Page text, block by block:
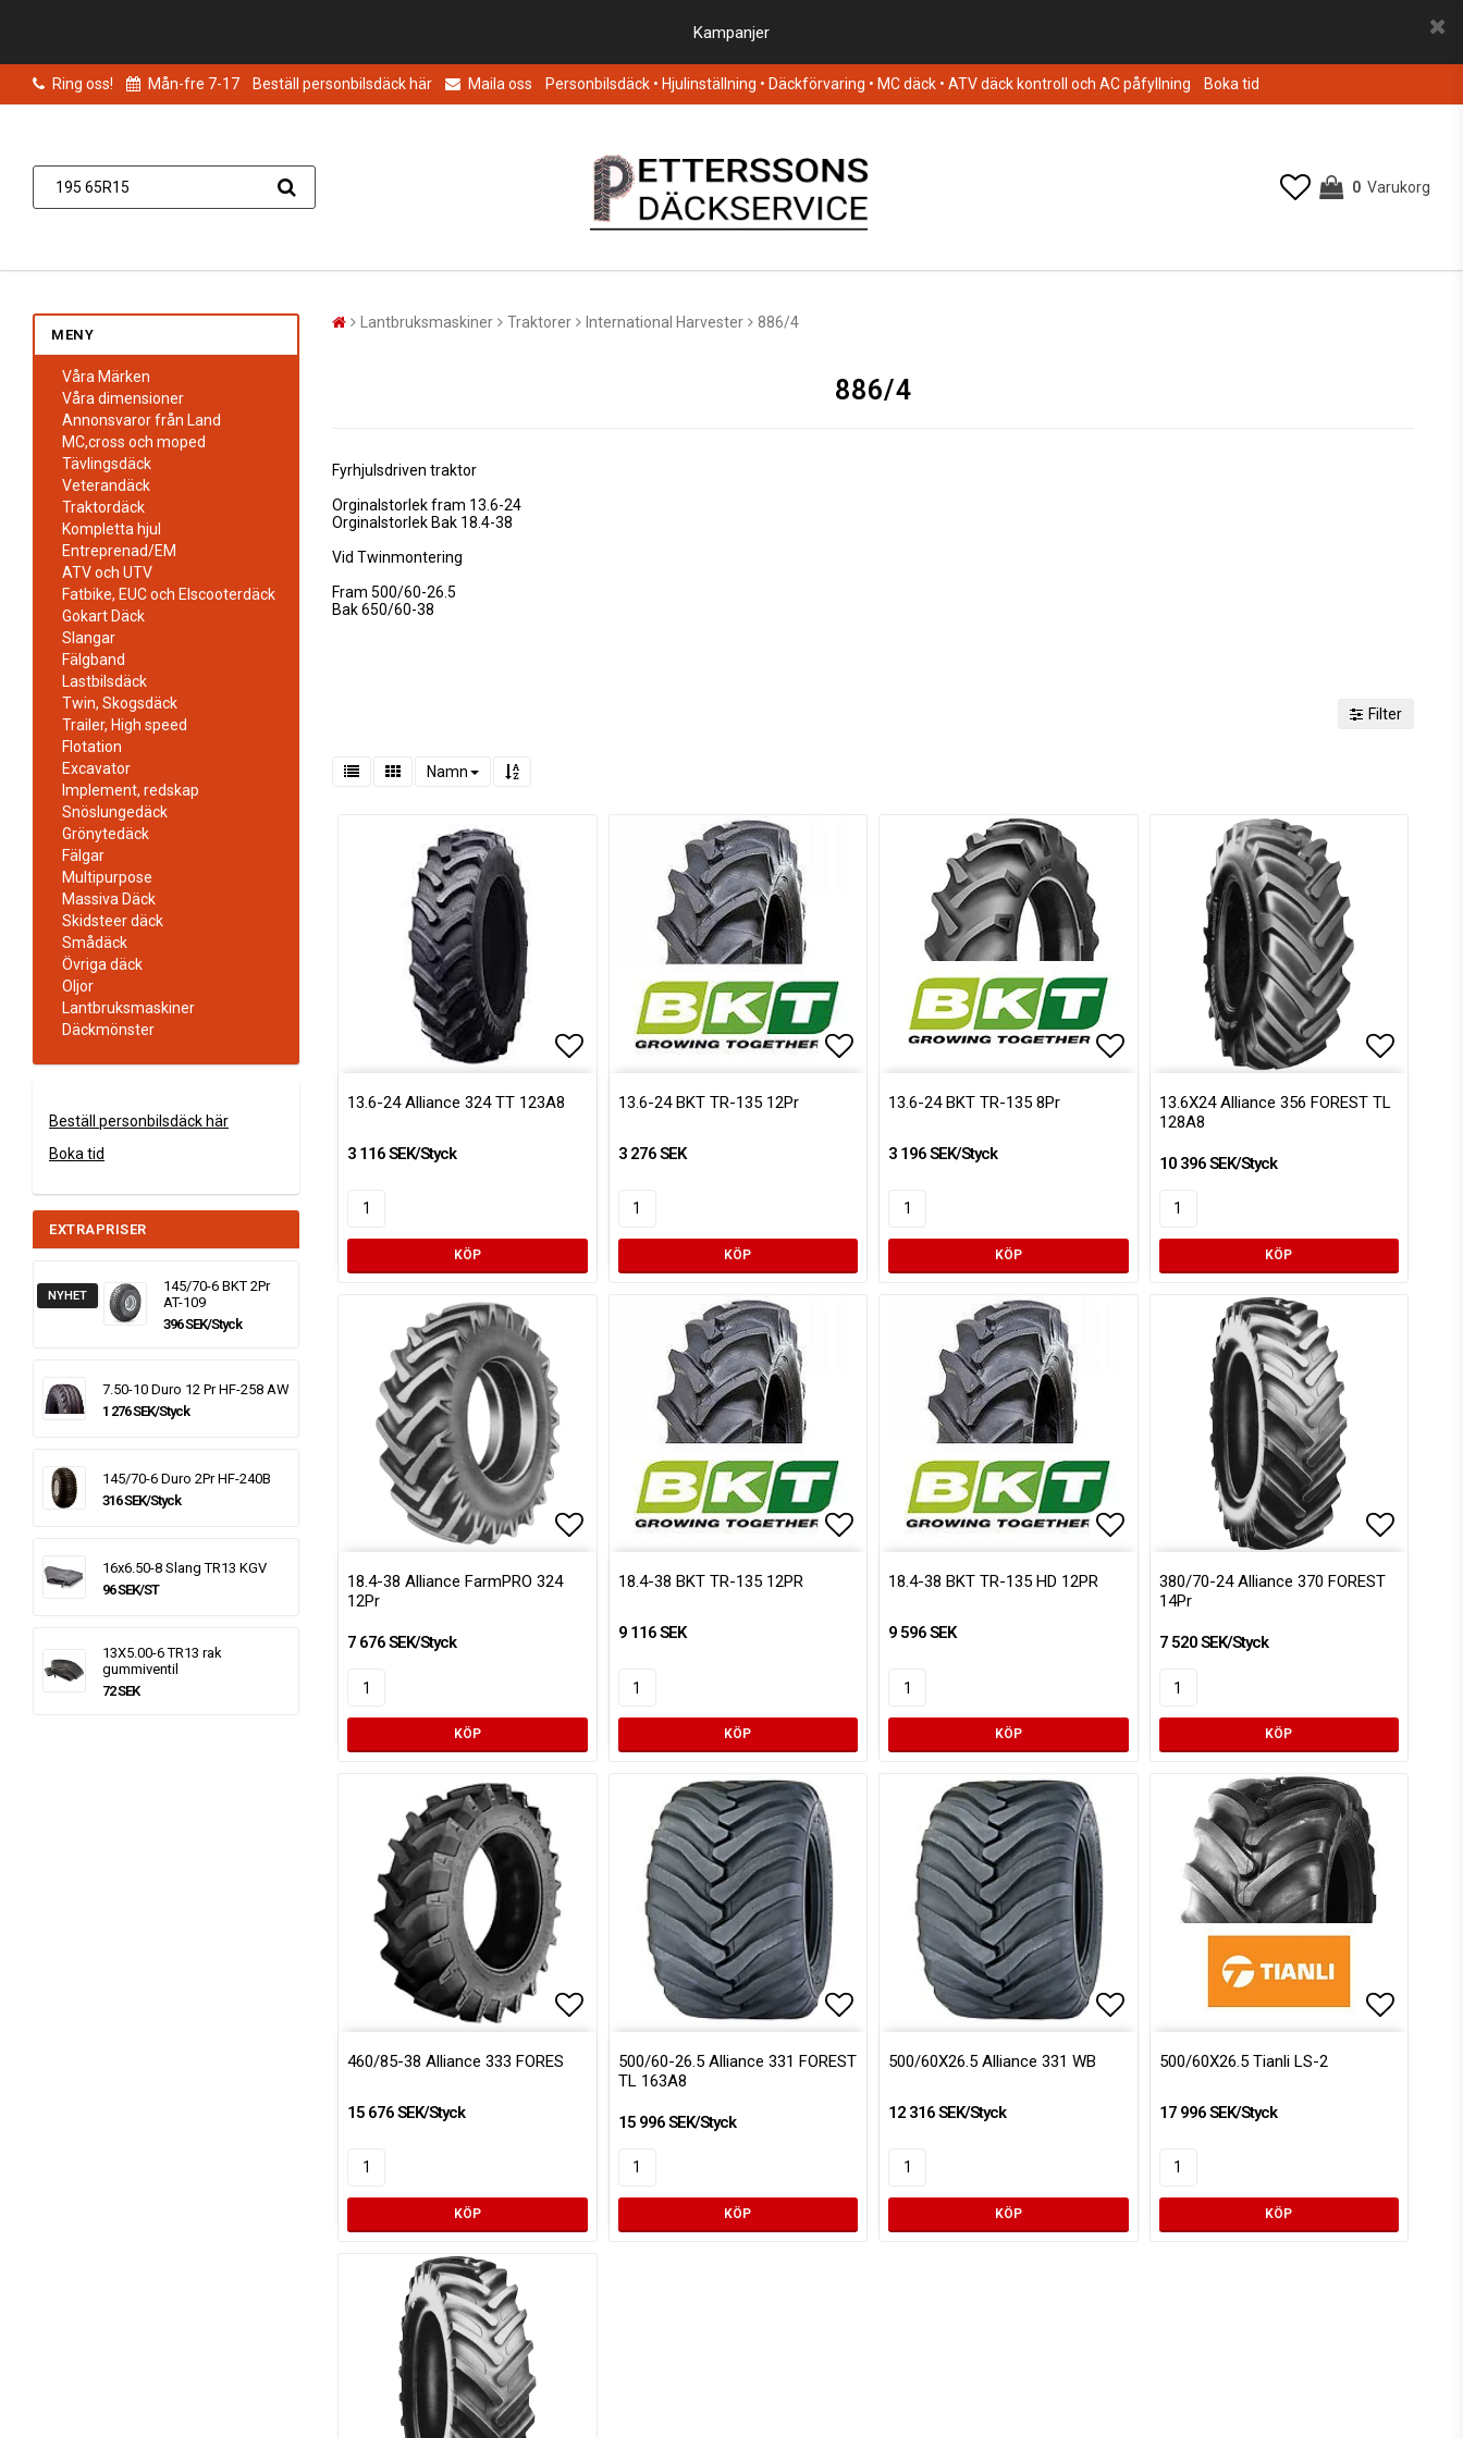
Kampanjer
Ring oss! Mån-fre 7-17 Beställ personbilsdäck här Maila oss Personbilsdäck • Hjulinställning • Däckförvaring • MC däck • ATV däck kontroll och AC påfyllning Boka tid
0 Varukorg
MENY
Våra Märken
Våra dimensioner
Annonsvaror från Land
MC,cross och moped
Tävlingsdäck
Veterandäck
Traktordäck
Kompletta hjul
Entreprenad/EM
ATV och UTV
Fatbike, EUC och Elscooterdäck
Gokart Däck
Slangar
Fälgband
Lastbilsdäck
Twin, Skogsdäck
Trailer, High speed
Flotation
Excavator
Implement, redskap
Snöslungedäck
Grönytedäck
Fälgar
Multipurpose
Massiva Däck
Skidsteer däck
Smådäck
Övriga däck
Oljor
Lantbruksmaskiner
Däckmönster
Beställ personbilsdäck här
Boka tid
EXTRAPRISER
NYHET
145/70-6 BKT 2Pr
AT-109
396 SEK/Styck
7.50-10 Duro 12 Pr HF-258 AW
1 276 SEK/Styck
145/70-6 Duro 2Pr HF-240B
316 SEK/Styck
16x6.50-8 Slang TR13 KGV
96 SEK/ST
13X5.00-6 TR13 rak
gummiventil
72 SEK
Lantbruksmaskiner Traktorer International Harvester 886/4
886/4
Fyrhjulsdriven traktor
Orginalstorlek fram 13.6-24
Orginalstorlek Bak 18.4-38
Vid Twinmontering
Fram 500/60-26.5
Bak 650/60-38
Filter
Namn
13.6-24 Alliance 324 TT 123A8
3 116 SEK/Styck
KÖP
13.6-24 BKT TR-135 12Pr
3 276 SEK
KÖP
Lägg till i favoritlistan
13.6-24 BKT TR-135 8Pr
3 196 SEK/Styck
KÖP
13.6X24 Alliance 356 FOREST TL
128A8
10 396 SEK/Styck
KÖP
18.4-38 Alliance FarmPRO 324
12Pr
7 676 SEK/Styck
KÖP
18.4-38 BKT TR-135 12PR
9 116 SEK
KÖP
Lägg till i favoritlistan
18.4-38 BKT TR-135 HD 12PR
9 596 SEK
KÖP
380/70-24 Alliance 370 FOREST
14Pr
7 520 SEK/Styck
KÖP
460/85-38 Alliance 333 FORES
15 676 SEK/Styck
KÖP
500/60-26.5 Alliance 331 FOREST
TL 163A8
15 996 SEK/Styck
KÖP
500/60X26.5 Alliance 331 WB
12 316 SEK/Styck
KÖP
500/60X26.5 Tianli LS-2
17 996 SEK/Styck
KÖP